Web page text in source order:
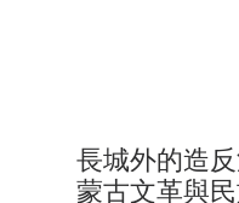
長城外的造
蒙古文革與